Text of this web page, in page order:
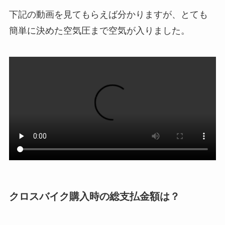
下記の動画を見てもらえば分かりますが、とても
簡単に決めた空気圧まで空気が入りました。